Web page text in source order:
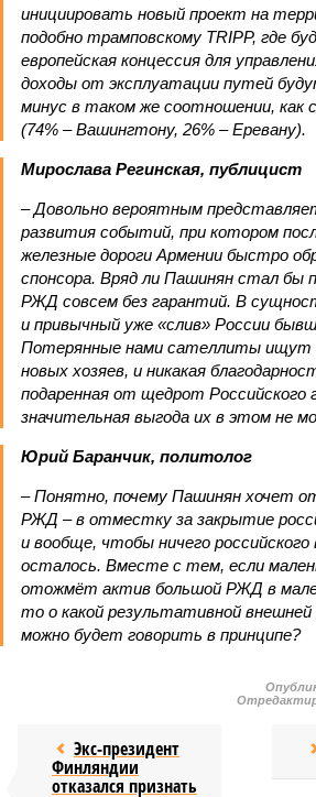
инициировать новый проект на
подобно трамповскому TRIPP, где
европейская концессия для
доходы от эксплуатации путей
минус в таком же соотношении, как
(74% – Вашингтону, 26% – Еревану).
Мирослава Регинская, публицист
– Довольно вероятным
развития событий, при котором
железные дороги Армении быстро
спонсора. Вряд ли Пашинян стал бы
РЖД совсем без гарантий. В
и привычный уже «слив» России
Потерянные нами сателлиты
новых хозяев, и никакая
подаренная от щедрот Российского
значительная выгода их в этом не
Юрий Баранчик, политолог
– Понятно, почему Пашинян хочет
РЖД – в отместку за закрытие
и вообще, чтобы ничего российского
осталось. Вместе с тем, если
отожмёт актив большой РЖД в
то о какой результативной
можно будет говорить в принципе?
Экс-президент
Финляндии
отказался признать